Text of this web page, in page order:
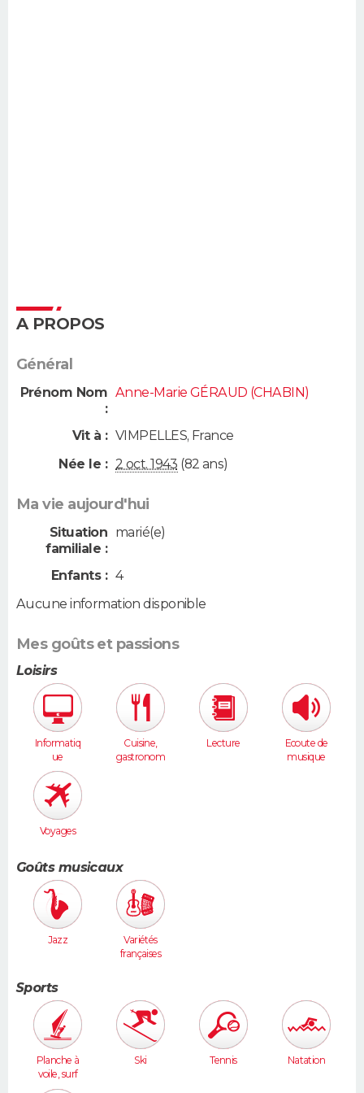
A PROPOS
Général
Prénom Nom
:
Anne-Marie GÉRAUD (CHABIN)
Vit à : VIMPELLES, France
Née le : 2 oct. 1943 (82 ans)
Ma vie aujourd'hui
Situation
familiale :
marié(e)
Enfants : 4
Aucune information disponible
Mes goûts et passions
Loisirs
Informatiq
ue
Cuisine,
gastronom
Lecture
Ecoute de
musique
Voyages
Goûts musicaux
Jazz
Variétés
françaises
Sports
Planche à
voile, surf
Ski Tennis Natation